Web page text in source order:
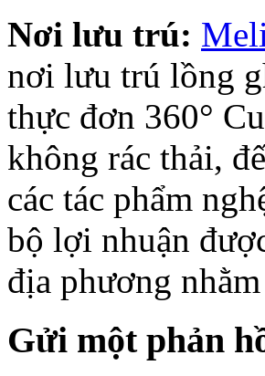
Nơi lưu trú:
nơi lưu trú lồng
thực đơn 360°
không rác thải,
các tác phẩm
bộ lợi nhuận
địa phương
Gửi một phản